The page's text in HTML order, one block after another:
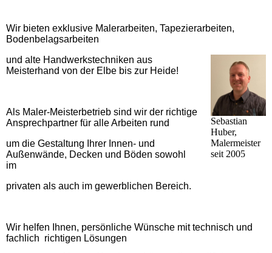
Wir bieten exklusive Malerarbeiten, Tapezierarbeiten,
Bodenbelagsarbeiten
Sebastian
Huber,
Malermeister
seit 2005
und alte Handwerkstechniken aus
Meisterhand von der Elbe bis zur Heide!
Als Maler-Meisterbetrieb sind wir der richtige
Ansprechpartner für alle Arbeiten rund
um die Gestaltung Ihrer Innen- und
Außenwände, Decken und Böden sowohl
im
privaten als auch im gewerblichen Bereich.
Wir helfen Ihnen, persönliche Wünsche mit technisch und
fachlich richtigen Lösungen